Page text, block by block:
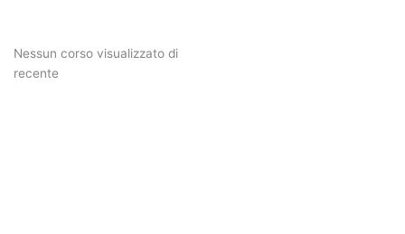
Nessun corso visualizzato di
recente